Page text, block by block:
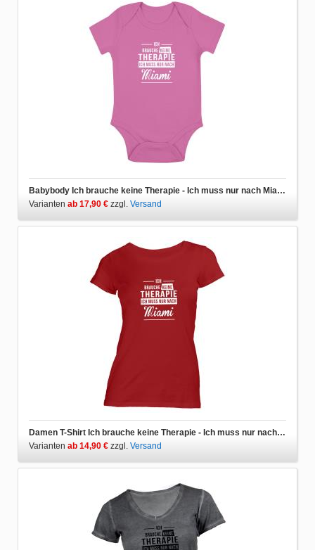
Babybody Ich brauche keine Therapie - Ich muss nur nach Miami
Varianten ab 17,90 € zzgl. Versand
Damen T-Shirt Ich brauche keine Therapie - Ich muss nur nach Miami
Varianten ab 14,90 € zzgl. Versand